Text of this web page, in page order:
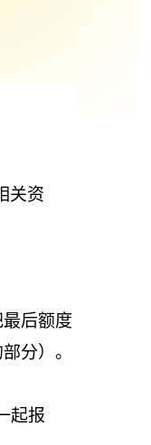
关资
后额度
分）。
起报